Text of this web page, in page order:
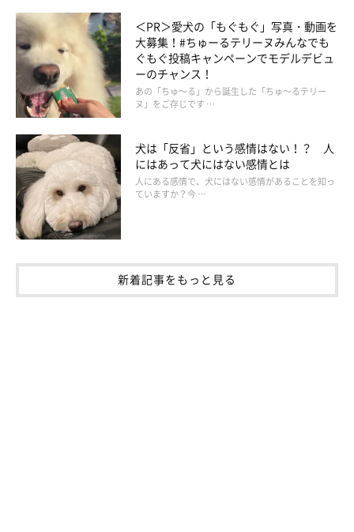
いきます。
「お散歩のときに首輪やハーネスにつけるライト」
「大きいトイレを買ってからはみ出してすることがなくな
った」
「犬用バギー。犬のイベントなどに参加する際に役に立つ
から」
「犬が安心して入っていられるバッグ」
「前回より一回り大きいキャリーケース。窮屈そうにして
たのが、十分に寛げるようになった」
＜PR＞愛犬の「もぐもぐ」写真・動画を
大募集！#ちゅーるテリーヌみんなでも
ぐもぐ投稿キャンペーンでモデルデビュ
ーのチャンス！
あの「ちゅ～る」から誕生した「ちゅ～るテリー
ヌ」をご存じです …
犬は「反省」という感情はない！？ 人
にはあって犬にはない感情とは
人にある感情で、犬にはない感情があることを知っ
ていますか？今 …
新着記事をもっと見る